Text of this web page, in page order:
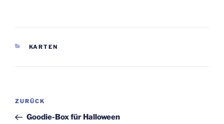
KATEGORIEN
KARTEN
Beitragsnavigation
Vorheriger
Beitrag
ZURÜCK
Goodie-Box für Halloween